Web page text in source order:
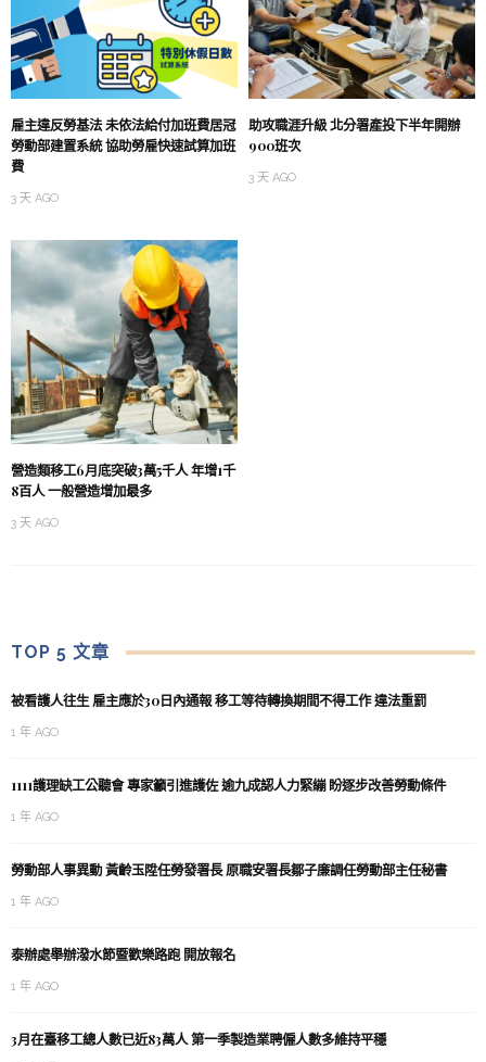
雇主違反勞基法 未依法給付加班費居冠
勞動部建置系統 協助勞雇快速試算加班
費
3 天 AGO
助攻職涯升級 北分署產投下半年開辦
900班次
3 天 AGO
營造類移工6月底突破3萬5千人 年增1千
8百人 一般營造增加最多
3 天 AGO
TOP 5 文章
被看護人往生 雇主應於30日內通報 移工等待轉換期間不得工作 違法重罰
1 年 AGO
1111護理缺工公聽會 專家籲引進護佐 逾九成認人力緊繃 盼逐步改善勞動條件
1 年 AGO
勞動部人事異動 黃齡玉陞任勞發署長 原職安署長鄒子廉調任勞動部主任秘書
1 年 AGO
泰辦處舉辦潑水節暨歡樂路跑 開放報名
1 年 AGO
3月在臺移工總人數已近83萬人 第一季製造業聘僱人數多維持平穩